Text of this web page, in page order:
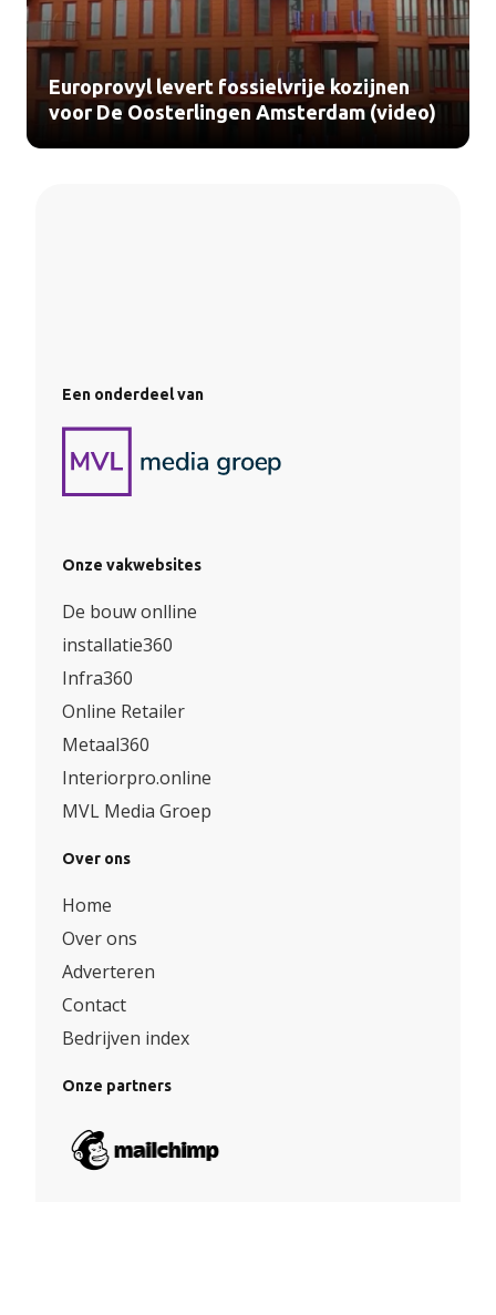
Europrovyl levert fossielvrije kozijnen
voor De Oosterlingen Amsterdam (video)
Een onderdeel van
Onze vakwebsites
De bouw onlline
installatie360
Infra360
Online Retailer
Metaal360
Interiorpro.online
MVL Media Groep
Over ons
Home
Over ons
Adverteren
Contact
Bedrijven index
Onze partners